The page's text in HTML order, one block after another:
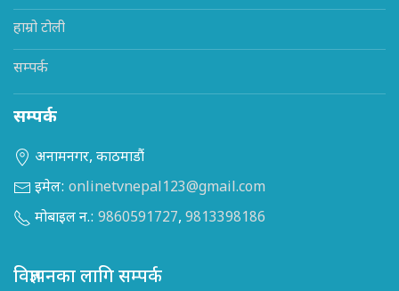
हाम्रो टोली
सम्पर्क
सम्पर्क
अनामनगर, काठमाडौं
इमेल: onlinetvnepal123@gmail.com
मोबाइल न.: 9860591727, 9813398186
विज्ञापनका लागि सम्पर्क